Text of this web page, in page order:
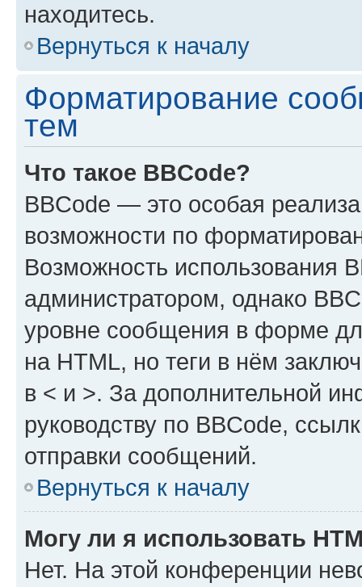
находитесь.
Вернуться к началу
Форматирование
тем
Что такое BBCode?
BBCode — это особая
возможности по
Возможность использования
администратором, однако
уровне сообщения в форме
на HTML, но теги в нём
в < и >. За дополнительной
руководству по BBCode,
отправки сообщений.
Вернуться к началу
Могу ли я использовать
Нет. На этой конференции